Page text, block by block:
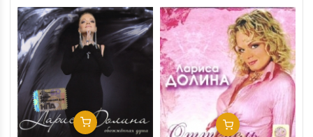
Добавить В Корзину Добавить В Корзину